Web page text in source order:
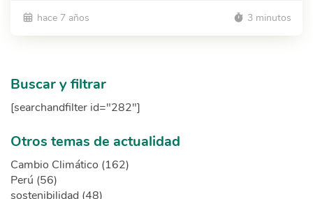
hace 7 años 3 minutos
Buscar y filtrar
[searchandfilter id="282"]
Otros temas de actualidad
Cambio Climático (162)
Perú (56)
sostenibilidad (48)